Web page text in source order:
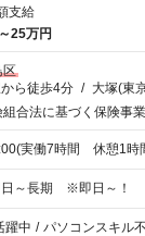
支給
25万円
区
ら徒歩4分 / 大塚(東
組合法に基づく保険事業
実働7時間 休憩1時
日～長期 ※即日～！
躍中 / パソコンスキル